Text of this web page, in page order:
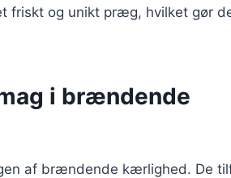
friskt og unikt præg, hvilket gør
i brændende
af brændende kærlighed. De